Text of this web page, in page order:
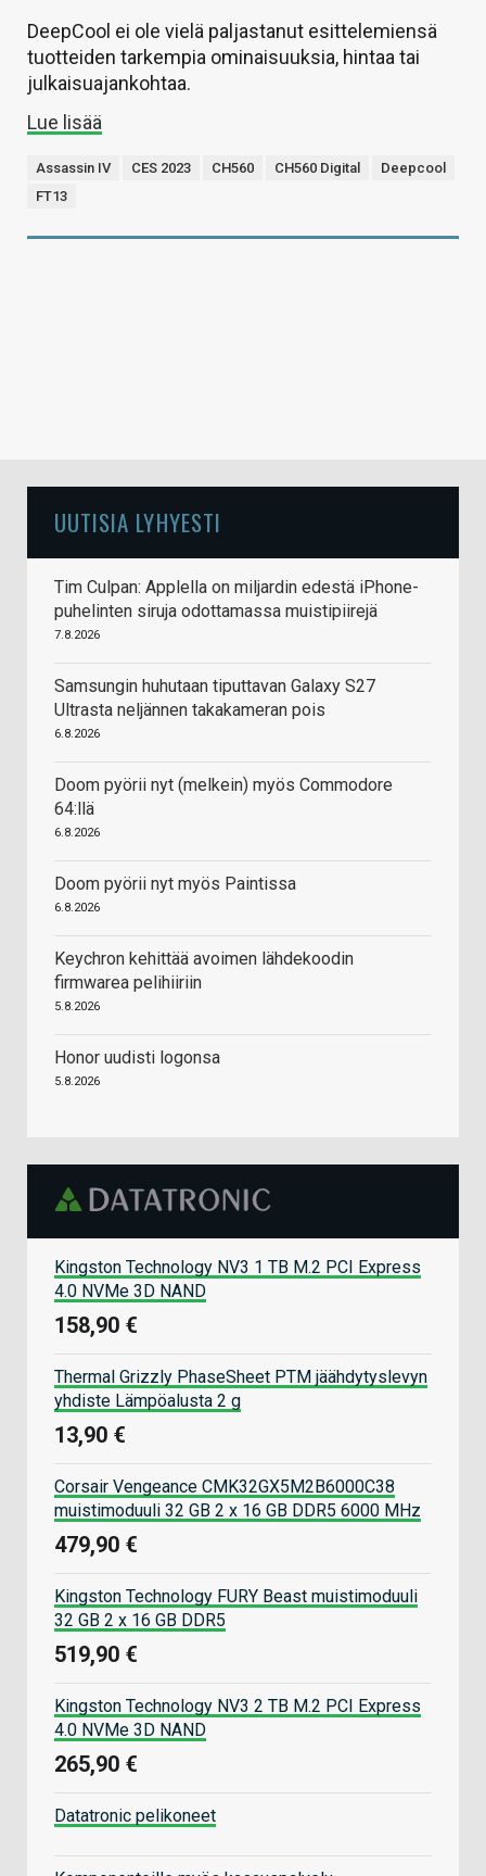
DeepCool ei ole vielä paljastanut esittelemiensä
tuotteiden tarkempia ominaisuuksia, hintaa tai
julkaisuajankohtaa.
Lue lisää
Assassin IV CES 2023 CH560 CH560 Digital
Deepcool
FT13
UUTISIA LYHYESTI
Tim Culpan: Applella on miljardin edestä iPhone-
puhelinten siruja odottamassa muistipiirejä
7.8.2026
Samsungin huhutaan tiputtavan Galaxy S27
Ultrasta neljännen takakameran pois
6.8.2026
Doom pyörii nyt (melkein) myös Commodore
64:llä
6.8.2026
Doom pyörii nyt myös Paintissa
6.8.2026
Keychron kehittää avoimen lähdekoodin
firmwarea pelihiiriin
5.8.2026
Honor uudisti logonsa
5.8.2026
Kingston Technology NV3 1 TB M.2 PCI Express
4.0 NVMe 3D NAND
158,90 €
Thermal Grizzly PhaseSheet PTM jäähdytyslevyn
yhdiste Lämpöalusta 2 g
13,90 €
Corsair Vengeance CMK32GX5M2B6000C38
muistimoduuli 32 GB 2 x 16 GB DDR5 6000 MHz
479,90 €
Kingston Technology FURY Beast muistimoduuli
32 GB 2 x 16 GB DDR5
519,90 €
Kingston Technology NV3 2 TB M.2 PCI Express
4.0 NVMe 3D NAND
265,90 €
Datatronic pelikoneet